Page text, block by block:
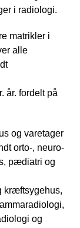
i radiologi.
matrikler i
alle
år. fordelt på
og varetager
orto-, neuro-
pædiatri og
kræftsygehus,
og